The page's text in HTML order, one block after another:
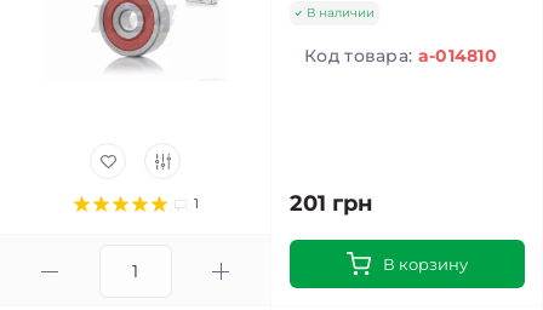
1
В наличии
Код товара: a-014810
201 грн
В корзину